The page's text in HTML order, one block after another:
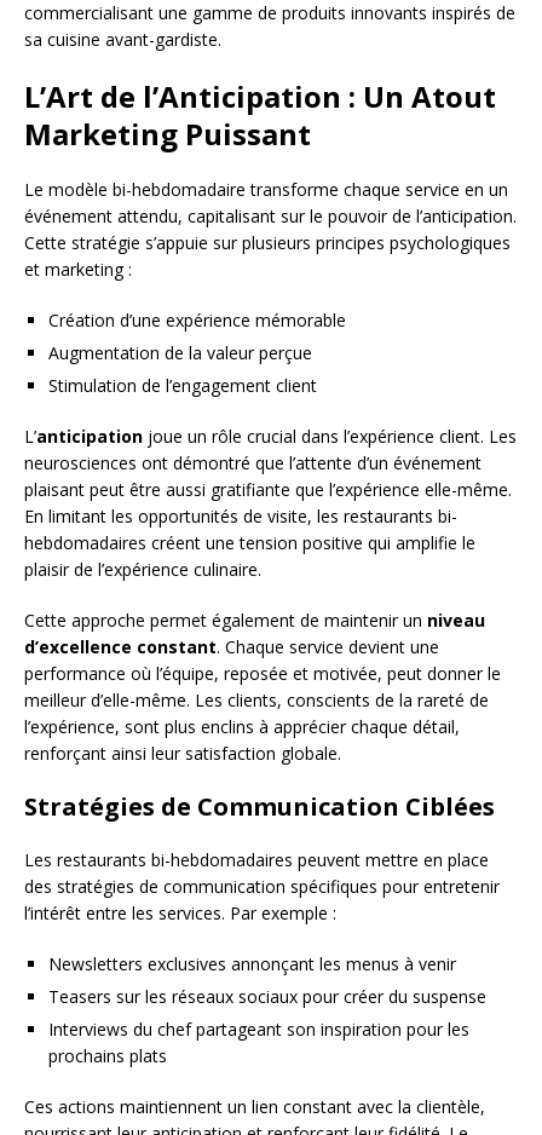
commercialisant une gamme de produits innovants inspirés de
sa cuisine avant-gardiste.
L’Art de l’Anticipation : Un Atout
Marketing Puissant
Le modèle bi-hebdomadaire transforme chaque service en un
événement attendu, capitalisant sur le pouvoir de l’anticipation.
Cette stratégie s’appuie sur plusieurs principes psychologiques
et marketing :
Création d’une expérience mémorable
Augmentation de la valeur perçue
Stimulation de l’engagement client
L’anticipation joue un rôle crucial dans l’expérience client. Les
neurosciences ont démontré que l’attente d’un événement
plaisant peut être aussi gratifiante que l’expérience elle-même.
En limitant les opportunités de visite, les restaurants bi-
hebdomadaires créent une tension positive qui amplifie le
plaisir de l’expérience culinaire.
Cette approche permet également de maintenir un niveau
d’excellence constant. Chaque service devient une
performance où l’équipe, reposée et motivée, peut donner le
meilleur d’elle-même. Les clients, conscients de la rareté de
l’expérience, sont plus enclins à apprécier chaque détail,
renforçant ainsi leur satisfaction globale.
Stratégies de Communication Ciblées
Les restaurants bi-hebdomadaires peuvent mettre en place
des stratégies de communication spécifiques pour entretenir
l’intérêt entre les services. Par exemple :
Newsletters exclusives annonçant les menus à venir
Teasers sur les réseaux sociaux pour créer du suspense
Interviews du chef partageant son inspiration pour les
prochains plats
Ces actions maintiennent un lien constant avec la clientèle,